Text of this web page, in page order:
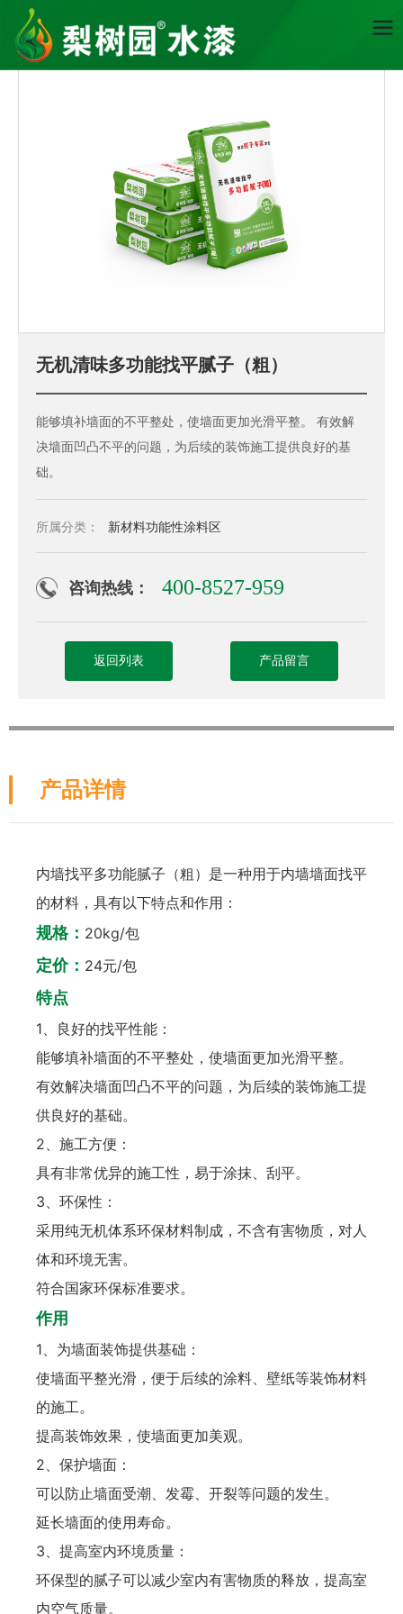
首页 新材料功能性涂料区 无机清味多功能找平腻子（粗）
无机清味多功能找平腻子（粗）
能够填补墙面的不平整处，使墙面更加光滑平整。 有效解
决墙面凹凸不平的问题，为后续的装饰施工提供良好的基
础。
所属分类： 新材料功能性涂料区
咨询热线： 400-8527-959
返回列表 产品留言
产品详情
内墙找平多功能腻子（粗）是一种用于内墙墙面找平
的材料，具有以下特点和作用：
规格： 20kg/包
定价： 24元/包
特点
1、良好的找平性能：
能够填补墙面的不平整处，使墙面更加光滑平整。
有效解决墙面凹凸不平的问题，为后续的装饰施工提
供良好的基础。
2、施工方便：
具有非常优异的施工性，易于涂抹、刮平。
3、环保性：
采用纯无机体系环保材料制成，不含有害物质，对人
体和环境无害。
符合国家环保标准要求。
作用
1、为墙面装饰提供基础：
使墙面平整光滑，便于后续的涂料、壁纸等装饰材料
的施工。
提高装饰效果，使墙面更加美观。
2、保护墙面：
可以防止墙面受潮、发霉、开裂等问题的发生。
延长墙面的使用寿命。
3、提高室内环境质量：
环保型的腻子可以减少室内有害物质的释放，提高室
内空气质量。